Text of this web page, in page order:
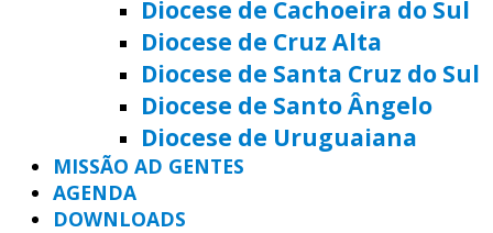
Diocese de Cachoeira do Sul
Diocese de Cruz Alta
Diocese de Santa Cruz do Sul
Diocese de Santo Ângelo
Diocese de Uruguaiana
MISSÃO AD GENTES
AGENDA
DOWNLOADS